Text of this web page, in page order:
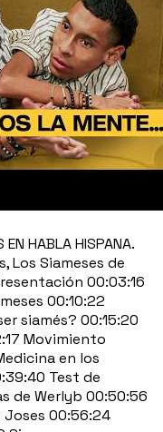
EN HABLA HISPANA.
Los Siameses de
00:03:16
00:10:22
siamés? 00:15:20
Movimiento
en los
Test de
de Werlyb 00:50:56
00:56:24